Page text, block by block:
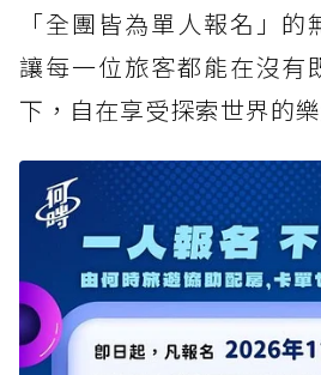
「全團皆為單人報名」的
讓每一位旅客都能在沒有
下，自在享受探索世界的樂